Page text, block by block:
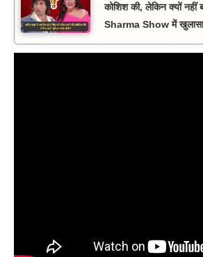
कोशिश की, लेकिन क्यों नहीं
Sharma Show में खुलासा